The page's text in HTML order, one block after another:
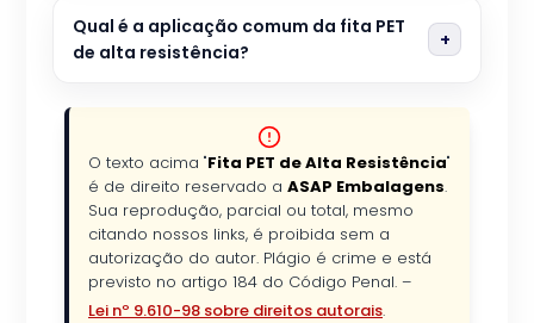
Qual é a aplicação comum da fita PET
de alta resistência?
O texto acima "Fita PET de Alta Resistência"
é de direito reservado a ASAP Embalagens.
Sua reprodução, parcial ou total, mesmo
citando nossos links, é proibida sem a
autorização do autor. Plágio é crime e está
previsto no artigo 184 do Código Penal. –
Lei nº 9.610-98 sobre direitos autorais.